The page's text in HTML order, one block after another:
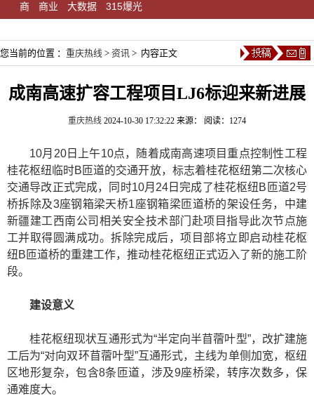
商
商业 大数据 315爆光
您当前的位置 ： 重庆热线 > 资讯 > 内容正文
成南高速扩容工程项目LJ6标迎来新进展
重庆热线 2024-10-30 17:32:22 来源： 阅读：1274
10月20日上午10点，随着成南高速项目 重点控制性工程
桂花枢纽临时B匝道的交通开放，标志着桂花枢纽第二次核心
交通导改正式完成，同时10月24日完成了桂花枢纽B匝道2号
桥拆除及3座钢箱梁天桥1座钢箱梁匝道桥的架设任务， 中建
新疆建工西南公司相关安全技术部门赴项目指导此次节点施
工并取得圆满成功。拆除完成后，项目部将立即启动桂花枢
纽B匝道桥的重建工作，推动桂花枢纽正式迈入了新的施工阶
段。
建设意义
桂花枢纽现状互通形式为“半定向半苜蓿叶型”，改扩建施
工后为“对向双环苜蓿叶型”互通形式，主线为单侧加宽，枢纽
区地形复杂，包含8条匝道，涉及9座桥梁，转序次数多，保
通难度大。